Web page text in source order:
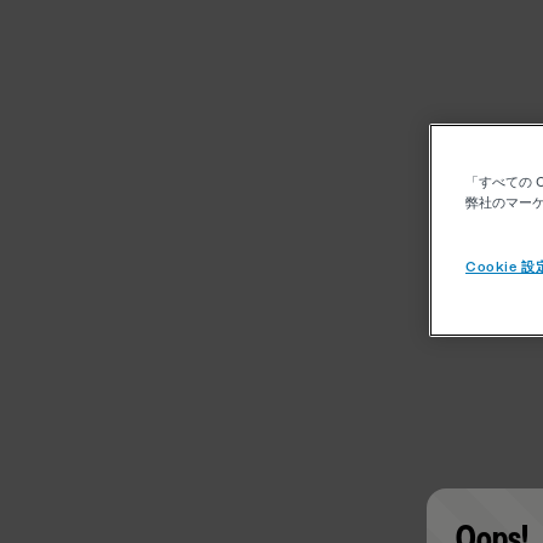
「すべての
弊社のマー
Cookie 設